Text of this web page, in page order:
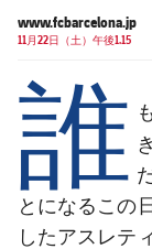
結果
スケジュ
結果
順位表
PLUSICON
トップチ
plusicon
スケジ
チケッ
www.fcbarcelona.jp
11月22日（土）午後1.15
誰
とになるこの
したアスレテ